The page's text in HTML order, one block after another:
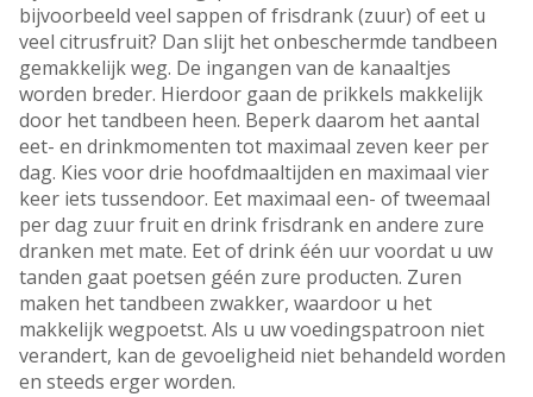
bijvoorbeeld veel sappen of frisdrank (zuur) of eet u
veel citrusfruit? Dan slijt het onbeschermde tandbeen
gemakkelijk weg. De ingangen van de kanaaltjes
worden breder. Hierdoor gaan de prikkels makkelijk
door het tandbeen heen. Beperk daarom het aantal
eet- en drinkmomenten tot maximaal zeven keer per
dag. Kies voor drie hoofdmaaltijden en maximaal vier
keer iets tussendoor. Eet maximaal een- of tweemaal
per dag zuur fruit en drink frisdrank en andere zure
dranken met mate. Eet of drink één uur voordat u uw
tanden gaat poetsen géén zure producten. Zuren
maken het tandbeen zwakker, waardoor u het
makkelijk wegpoetst. Als u uw voedingspatroon niet
verandert, kan de gevoeligheid niet behandeld worden
en steeds erger worden.